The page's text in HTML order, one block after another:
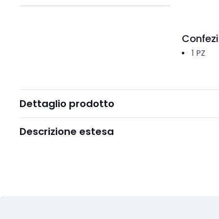
1 PZ
Dettaglio prodotto
Descrizione estesa